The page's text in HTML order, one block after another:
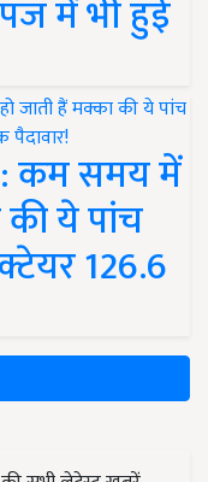
में भी हुई
कम समय में
ये पांच
126.6